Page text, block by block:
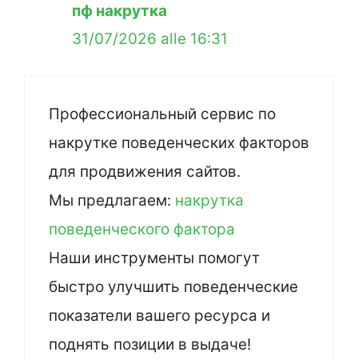
пф накрутка
31/07/2026 alle 16:31
Профессиональный сервис по
накрутке поведенческих факторов
для продвижения сайтов.
Мы предлагаем: накрутка
поведенческого фактора
Наши инструменты помогут
быстро улучшить поведенческие
показатели вашего ресурса и
поднять позиции в выдаче!